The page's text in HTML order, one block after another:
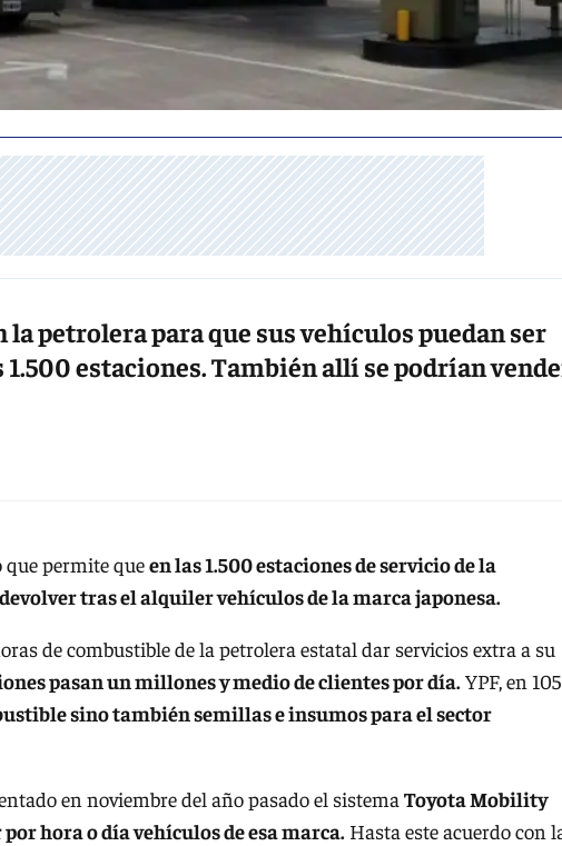
petrolera para que sus vehículos puedan ser
estaciones. También allí se podrían
permite queen las 1.500 estaciones de servicio de la
tras el alquiler vehículos de la marca japonesa.
de combustible de la petrolera estatal dar servicios extra a su
pasan un millones y medio de clientes por día.YPF, en 105
sino también semillas e insumos para el sector
en noviembre del año pasado el sistema Toyota Mobility
hora o día vehículos de esa marca. Hasta este acuerdo con